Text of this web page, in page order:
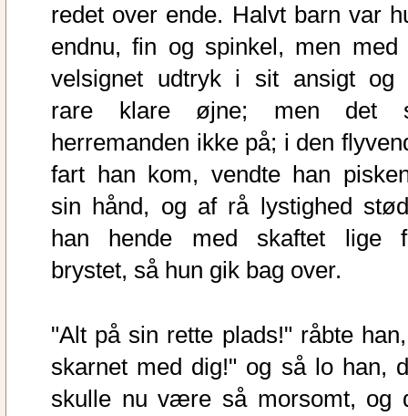
redet over ende. Halvt barn var
endnu, fin og spinkel, men med
velsignet udtryk i sit ansigt og
rare klare øjne; men det
herremanden ikke på; i den
fart han kom, vendte han
sin hånd, og af rå lystighed
han hende med skaftet lige
brystet, så hun gik bag over.
"Alt på sin rette plads!" råbte
skarnet med dig!" og så lo han,
skulle nu være så morsomt, og